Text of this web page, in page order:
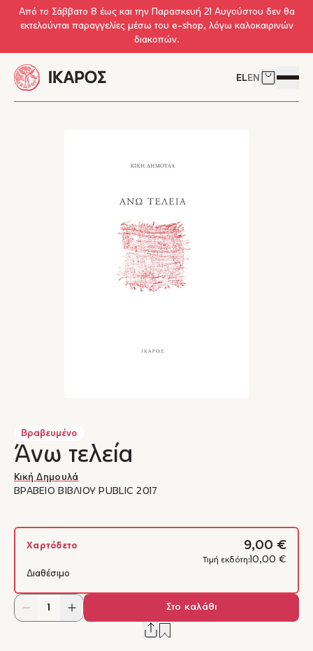
Skip to main content
Από το Σάββατο 8 έως και την Παρασκευή 21 Αυγούστου δεν θα
εκτελούνται παραγγελίες μέσω του e-shop, λόγω καλοκαιρινών
διακοπών.
ELEN Δείτε το
Βραβευμένο
Άνω τελεία
Κική Δημουλά
ΒΡΑΒΕΙΟ ΒΙΒΛΙΟΥ PUBLIC 2017
Χαρτόδετο 9,00 €
Τιμή εκδότη: 10,00 €
Διαθέσιμο
Στο καλάθι